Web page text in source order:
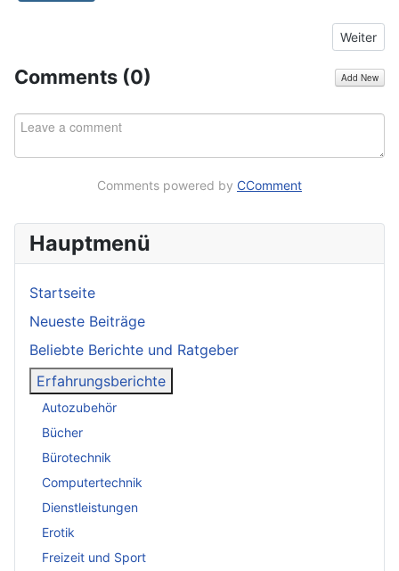
Nächster
Weiter
Comments (0) Add New
Comments powered by CComment
Hauptmenü
Startseite
Neueste Beiträge
Beliebte Berichte und Ratgeber
Erfahrungsberichte
Autozubehör
Bücher
Bürotechnik
Computertechnik
Dienstleistungen
Erotik
Freizeit und Sport